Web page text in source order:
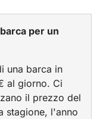
per un
una barca in
al giorno. Ci
il prezzo del
stagione, l'anno